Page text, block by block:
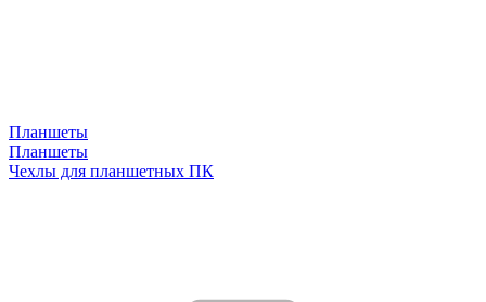
Планшеты
Планшеты
Чехлы для планшетных ПК